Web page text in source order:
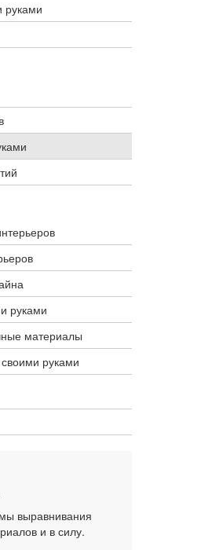
руками
руками
материалы
руками
выравнивания
и в силу.